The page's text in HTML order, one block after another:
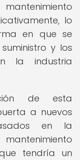
lo
en que se
y los
la industria
de esta
a nuevos
en la
tendría un